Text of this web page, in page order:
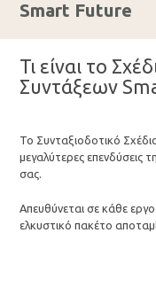
Smart Future
Τι είναι το
Συντάξεων
Το Συνταξιοδοτικό
μεγαλύτερες επενδύσεις
σας.
Απευθύνεται σε κάθε
ελκυστικό πακέτο